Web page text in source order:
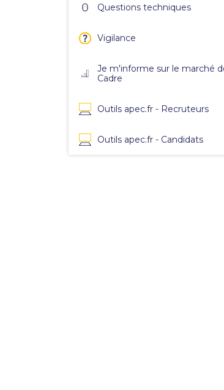
Questions techniques
Vigilance
Je m'informe sur le marché
Cadre
Outils apec.fr - Recruteurs
Outils apec.fr - Candidats